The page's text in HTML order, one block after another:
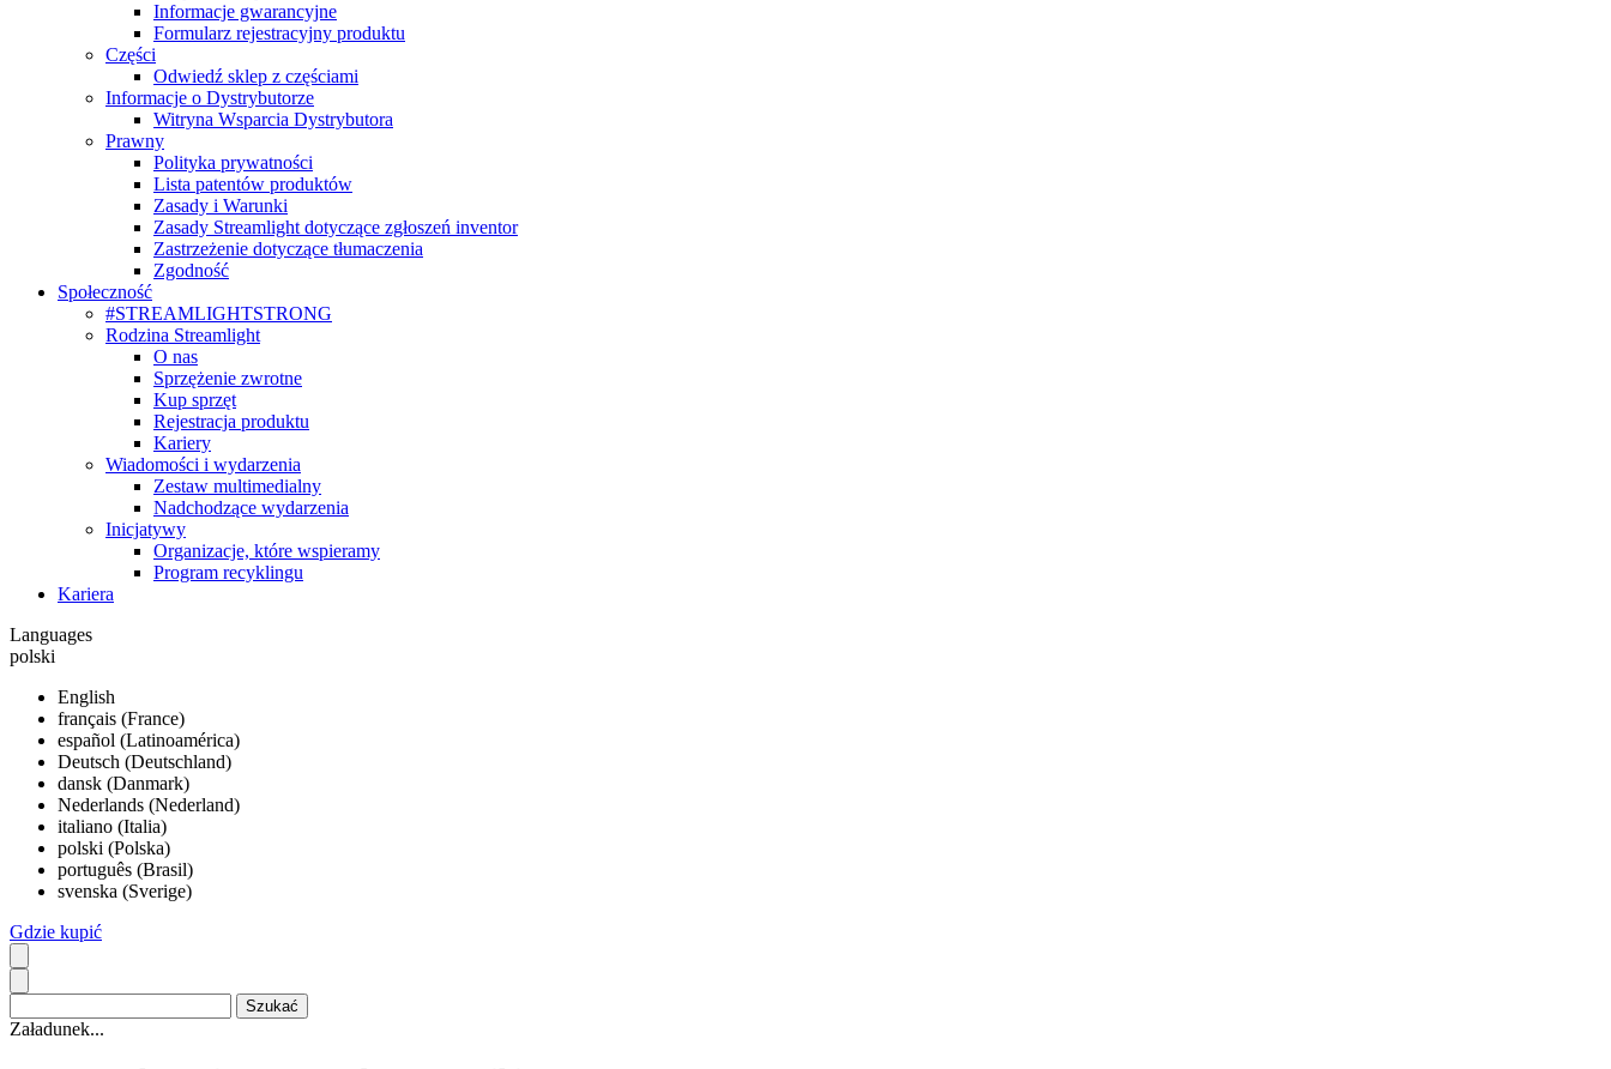
Informacje gwarancyjne
Formularz rejestracyjny produktu
Części
Odwiedź sklep z częściami
Informacje o Dystrybutorze
Witryna Wsparcia Dystrybutora
Prawny
Polityka prywatności
Lista patentów produktów
Zasady i Warunki
Zasady Streamlight dotyczące zgłoszeń inventor
Zastrzeżenie dotyczące tłumaczenia
Zgodność
Społeczność
#STREAMLIGHTSTRONG
Rodzina Streamlight
O nas
Sprzężenie zwrotne
Kup sprzęt
Rejestracja produktu
Kariery
Wiadomości i wydarzenia
Zestaw multimedialny
Nadchodzące wydarzenia
Inicjatywy
Organizacje, które wspieramy
Program recyklingu
Kariera
Languages
polski
English
français (France)
español (Latinoamérica)
Deutsch (Deutschland)
dansk (Danmark)
Nederlands (Nederland)
italiano (Italia)
polski (Polska)
português (Brasil)
svenska (Sverige)
Gdzie kupić
Załadunek...